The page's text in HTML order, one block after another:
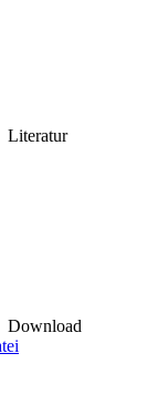
Literatur
Download